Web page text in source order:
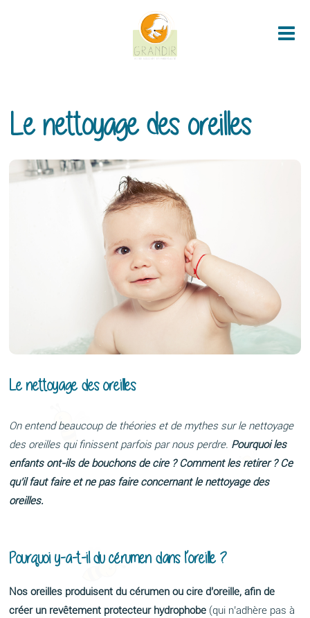
Le nettoyage des oreilles
Le nettoyage des oreilles
On entend beaucoup de théories et de mythes sur le nettoyage
des oreilles qui finissent parfois par nous perdre. Pourquoi les
enfants ont-ils de bouchons de cire ? Comment les retirer ? Ce
qu’il faut faire et ne pas faire concernant le nettoyage des
oreilles.
Pourquoi y-a-t-il du cérumen dans l’oreille ?
Nos oreilles produisent du cérumen ou cire d’oreille, afin de
créer un revêtement protecteur hydrophobe (qui n’adhère pas à